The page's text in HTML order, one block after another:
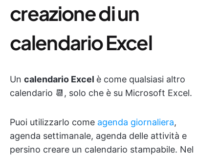
creazione di un
calendario Excel
Un calendario Excel è come qualsiasi altro
calendario 📆, solo che è su Microsoft Excel.
Puoi utilizzarlo come agenda giornaliera,
agenda settimanale, agenda delle attività e
persino creare un calendario stampabile. Nel